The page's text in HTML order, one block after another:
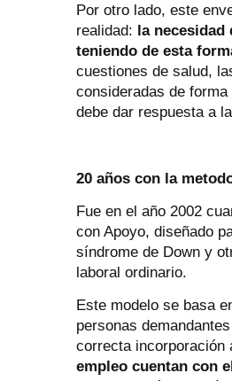
Por otro lado, este
realidad: la necesidad
teniendo de esta
cuestiones de salud,
consideradas de
debe dar respuesta a
20 años con la
Fue en el año 2002
con Apoyo, diseñado
síndrome de Down y
laboral ordinario.
Este modelo se basa
personas
correcta incorporación
empleo cuentan con